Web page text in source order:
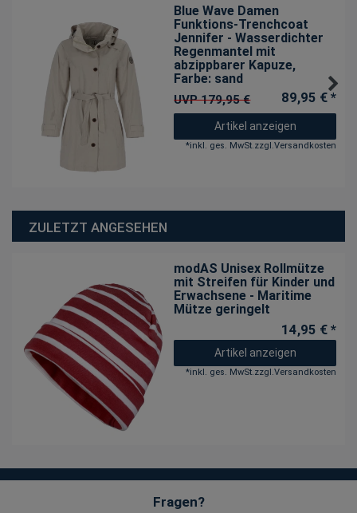
Blue Wave Damen
Funktions-Trenchcoat
Jennifer - Wasserdichter
Regenmantel mit
abzippbarer Kapuze,
Farbe: sand
UVP 179,95 € 89,95 € *
Artikel anzeigen
*inkl. ges. MwSt.zzgl.Versandkosten
ZULETZT ANGESEHEN
modAS Unisex Rollmütze
mit Streifen für Kinder und
Erwachsene - Maritime
Mütze geringelt
14,95 € *
Artikel anzeigen
*inkl. ges. MwSt.zzgl.Versandkosten
Fragen?